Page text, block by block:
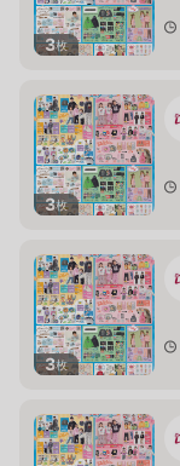
3枚
3枚
3枚